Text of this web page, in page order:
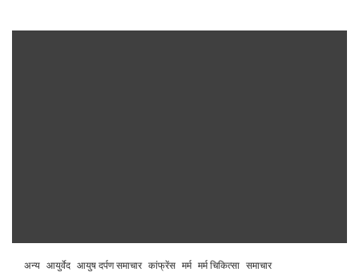
अन्य आयुर्वेद आयुष दर्पण समाचार कांफ्रेंस मर्म मर्म चिकित्सा समाचार